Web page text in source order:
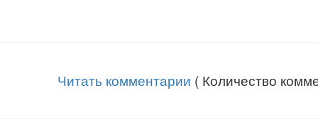
Читать комментарии ( Количество